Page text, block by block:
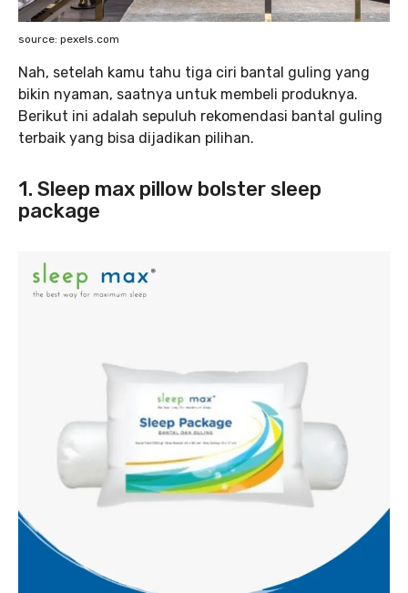
source: pexels.com
Nah, setelah kamu tahu tiga ciri bantal guling yang
bikin nyaman, saatnya untuk membeli produknya.
Berikut ini adalah sepuluh rekomendasi bantal guling
terbaik yang bisa dijadikan pilihan.
1. Sleep max pillow bolster sleep
package